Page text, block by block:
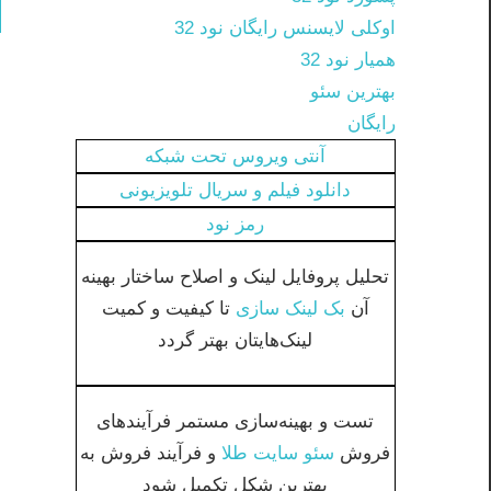
اوکلی لایسنس رایگان نود 32
همیار نود 32
بهترین سئو
رایگان
آنتی ویروس تحت شبکه
دانلود فیلم و سریال تلویزیونی
رمز نود
تحلیل پروفایل لینک و اصلاح ساختار بهینه
آن بک لینک سازی تا کیفیت و کمیت
لینک‌هایتان بهتر گردد
تست و بهینه‌سازی مستمر فرآیندهای
فروش سئو سایت طلا و فرآیند فروش به
بهترین شکل تکمیل شود